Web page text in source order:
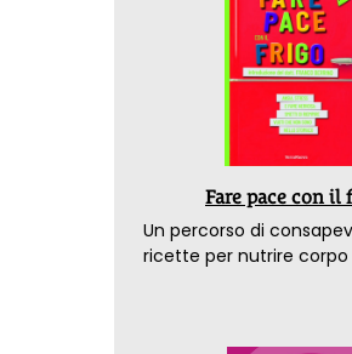
Fare pace con il
Un percorso di
ricette per nutrire corpo